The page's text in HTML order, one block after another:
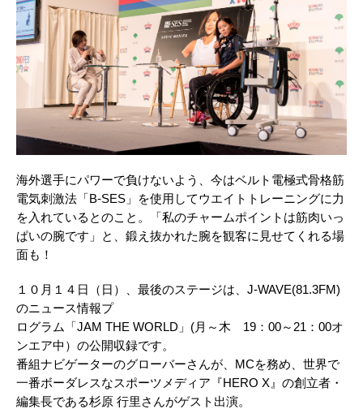
海外選手にパワーで負けないよう、今はベルト電極式骨格筋
電気刺激法「B-SES」を使用してウエイトトレーニングに力
を入れているとのこと。「私のチャームポイントは筋肉いっ
ぱいの腕です」と、鍛え抜かれた腕を観客に見せてくれる場
面も！
１０月１４日（日）、最後のステージは、J-WAVE(81.3FM)
のニュース情報プ
ログラム「JAM THE WORLD」(月～木 19：00～21：00オ
ンエア中）の公開収録です。
番組ナビゲーターのグローバーさんが、MCを務め、世界で
一番ボーダレスなスポーツメディア『HERO X』の創立者・
編集長である杉原 行里さんがゲスト出演。